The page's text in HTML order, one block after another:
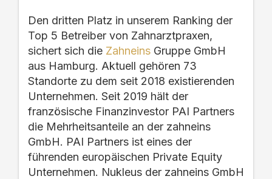
Den dritten Platz in unserem Ranking der
Top 5 Betreiber von Zahnarztpraxen,
sichert sich die Zahneins Gruppe GmbH
aus Hamburg. Aktuell gehören 73
Standorte zu dem seit 2018 existierenden
Unternehmen. Seit 2019 hält der
französische Finanzinvestor PAI Partners
die Mehrheitsanteile an der zahneins
GmbH. PAI Partners ist eines der
führenden europäischen Private Equity
Unternehmen. Nukleus der zahneins GmbH